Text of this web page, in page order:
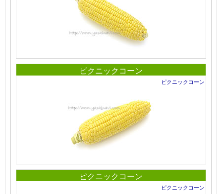
ピクニックコーン
ピクニックコーン
ピクニックコーン
ピクニックコーン